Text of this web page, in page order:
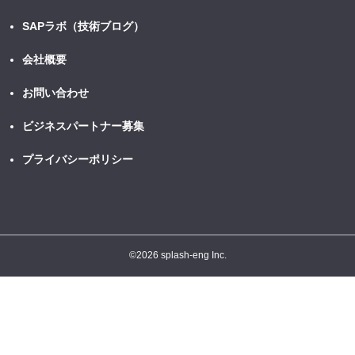
SAPラボ（技術ブログ）
会社概要
お問い合わせ
ビジネスパートナー募集
プライバシーポリシー
©2026 splash-eng Inc.